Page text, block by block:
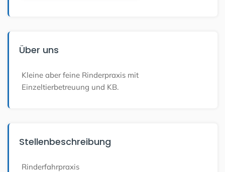
Über uns
Kleine aber feine Rinderpraxis mit
Einzeltierbetreuung und KB.
Stellenbeschreibung
Rinderfahrpraxis